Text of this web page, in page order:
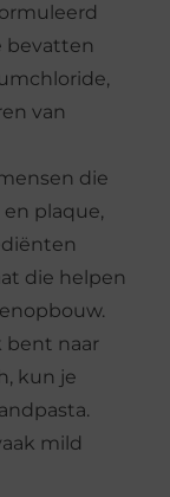
bevatten
van
die
plaque,
die helpen
bent naar
kun je
mild